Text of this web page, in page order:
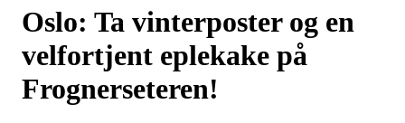
Oslo: Ta vinterposter og en
velfortjent eplekake på
Frognerseteren!